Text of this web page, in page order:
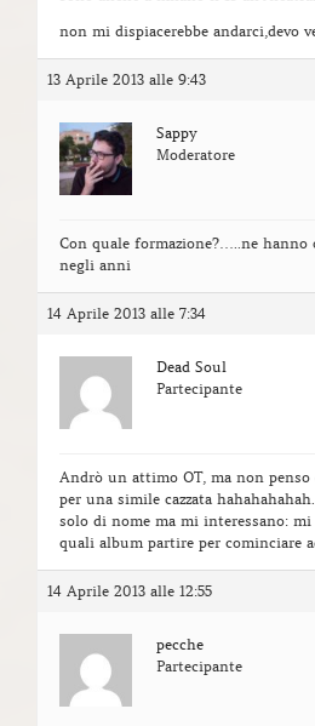
non mi dispiacerebbe andarci,devo
13 Aprile 2013 alle 9:43
Sappy
Moderatore
Con quale formazione?…..ne hanno
negli anni
14 Aprile 2013 alle 7:34
Dead Soul
Partecipante
Andrò un attimo OT, ma non penso
per una simile cazzata
solo di nome ma mi interessano:
quali album partire per cominciare
14 Aprile 2013 alle 12:55
pecche
Partecipante